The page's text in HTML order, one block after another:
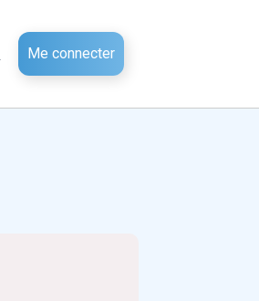
Me connecter